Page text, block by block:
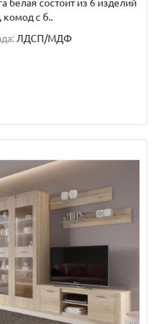
белая состоит из 6 изделий
комод с б..
ЛДСП/МДФ